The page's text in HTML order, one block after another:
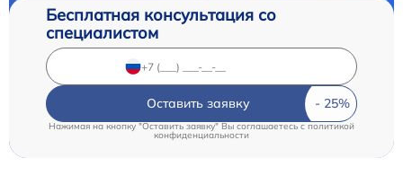
Бесплатная консультация со
специалистом
Оставить заявку
Нажимая на кнопку "Оставить заявку" Вы соглашаетесь c политикой
конфиденциальности